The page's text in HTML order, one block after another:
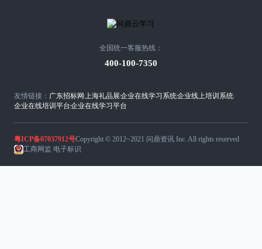
友情链接： 广东招标网 上海礼品展企业在线学习系统企业线上培训系统
企业在线培训平台企业在线学习平台
全国统一客服热线：
400-100-7350
粤ICP备07037912号Copyright © 2012~2021 问鼎资讯 Inc. All rights reserved
工商网监 电子标识